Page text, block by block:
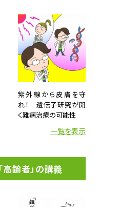
紫外線から皮膚を守
れ！ 遺伝子研究が開
く難病治療の可能性
一覧を表示
高齢者」の講義